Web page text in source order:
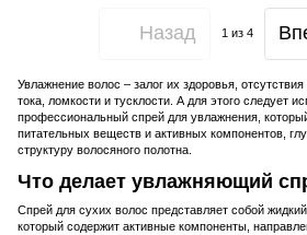
Назад 1 из 4
Увлажнение волос – залог их здоровья,
тока, ломкости и тусклости. А для этого следует
профессиональный спрей для увлажнения,
питательных веществ и активных компонентов,
структуру волосяного полотна.
Что делает увлажняющий
Спрей для сухих волос представляет собой
который содержит активные компоненты,